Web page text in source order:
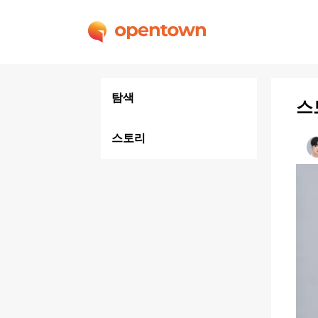
탐색
스토리
스